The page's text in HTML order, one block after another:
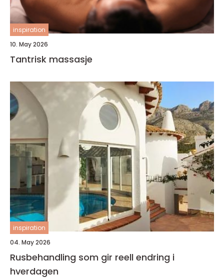
inspiration
10. May 2026
Tantrisk massasje
inspiration
04. May 2026
Rusbehandling som gir reell endring i
hverdagen